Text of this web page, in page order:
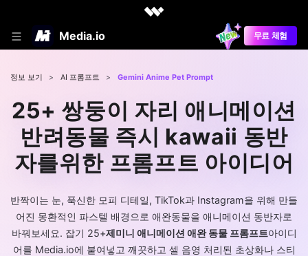
Media.io 무료 체험
정보 보기 > AI 프롬프트 > Gemini Anime Pet Prompt
25+ 쌍둥이 자리 애니메이션
반려동물 즉시 kawaii 동반
자를위한 프롬프트 아이디어
반짝이는 눈, 푹신한 모피 디테일, TikTok과 Instagram을 위해 만들
어진 몽환적인 파스텔 배경으로 애완동물을 애니메이션 동반자로
바꿔보세요. 잡기 25+제미니 애니메이션 애완 동물 프롬프트아이디
어를 Media.io에 붙여넣고 깨끗하고 셀 음영 처리된 초상화나 스티